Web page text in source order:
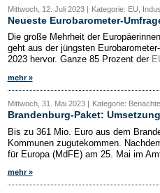
Mittwoch, 12. Juli 2023 | Kategorie: EU,
Neueste Eurobarometer-
Die große Mehrheit der
geht aus der jüngsten
2023 hervor. Ganze 85 Prozent der
mehr »
Mittwoch, 31. Mai 2023 | Kategorie:
Brandenburg-Paket:
Bis zu 361 Mio. Euro aus dem
Kommunen zugutekommen.
für Europa (MdFE) am 25. Mai im
mehr »